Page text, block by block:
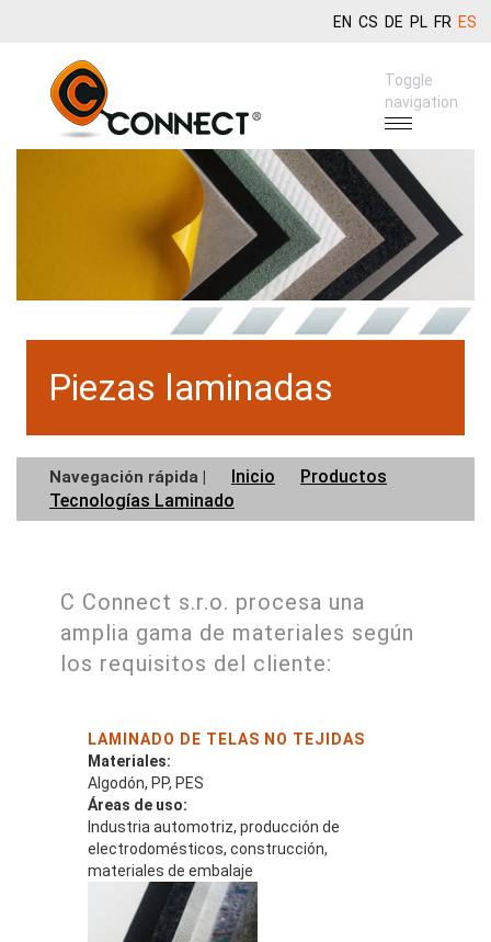
EN CS DE PL FR ES
Toggle
navigation
Piezas laminadas
Navegación rápida | Inicio
Productos
Tecnologías Laminado
C Connect s.r.o. procesa una
amplia gama de materiales según
los requisitos del cliente:
LAMINADO DE TELAS NO TEJIDAS
Materiales:
Algodón, PP, PES
Áreas de uso:
Industria automotriz, producción de
electrodomésticos, construcción,
materiales de embalaje